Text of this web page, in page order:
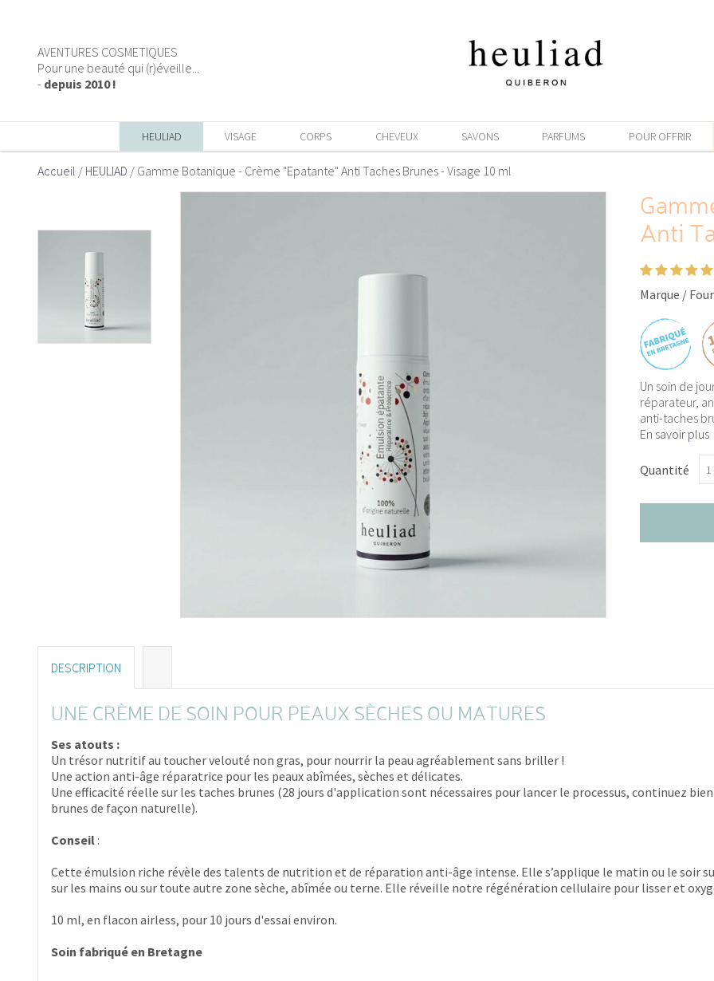
AVENTURES COSMETIQUES
Pour une beauté qui (r)éveille...
- depuis 2010 !
HEULIAD VISAGE CORPS CHEVEUX SAVONS PARFUMS POUR OFFRIR
Accueil / HEULIAD / Gamme Botanique - Crème "Epatante" Anti Taches Brunes - Visage 10 ml
Anti
Marque /
Quantité
Un soin de
réparateur,
anti-taches
En savoir plus
DESCRIPTION
UNE CRÈME DE SOIN POUR PEAUX SÈCHES OU MATURES
Ses atouts :
Un trésor nutritif au toucher velouté non gras, pour nourrir la peau agréablement sans briller !
Une action anti-âge réparatrice pour les peaux abîmées, sèches et délicates.
Une efficacité réelle sur les taches brunes (28 jours d'application sont nécessaires pour lancer le processus, continuez
brunes de façon naturelle).
Conseil :
Cette émulsion riche révèle des talents de nutrition et de réparation anti-âge intense. Elle s’applique le matin ou le soir
sur les mains ou sur toute autre zone sèche, abîmée ou terne. Elle réveille notre régénération cellulaire pour lisser et
10 ml, en flacon airless, pour 10 jours d'essai environ.
Soin fabriqué en Bretagne